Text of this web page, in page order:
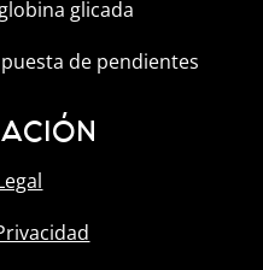
glicada
de pendientes